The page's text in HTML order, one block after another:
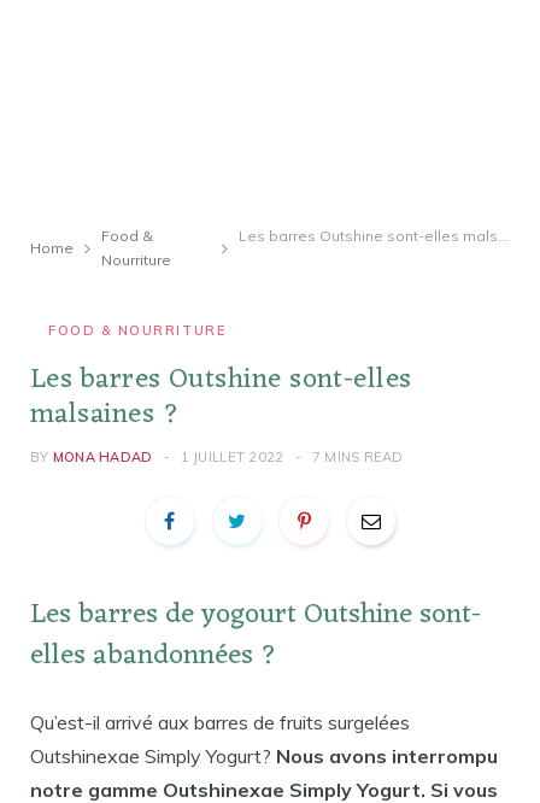
Home
Food &
Nourriture
Les barres Outshine sont-elles malsaines ?
FOOD & NOURRITURE
Les barres Outshine sont-elles
malsaines ?
BY MONA HADAD 1 JUILLET 2022 7 MINS READ
Les barres de yogourt Outshine sont-
elles abandonnées ?
Qu’est-il arrivé aux barres de fruits surgelées
Outshinexae Simply Yogurt? Nous avons interrompu
notre gamme Outshinexae Simply Yogurt. Si vous